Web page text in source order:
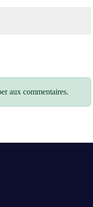
aux commentaires.